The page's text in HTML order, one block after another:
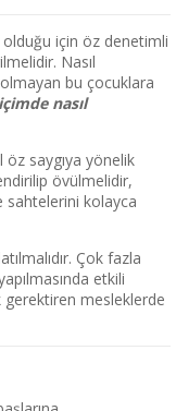
olduğu için öz denetimli
Nasıl
bu çocuklara
nasıl
öz saygıya yönelik
övülmelidir,
sahtelerini kolayca
Çok fazla
etkili
gerektiren mesleklerde